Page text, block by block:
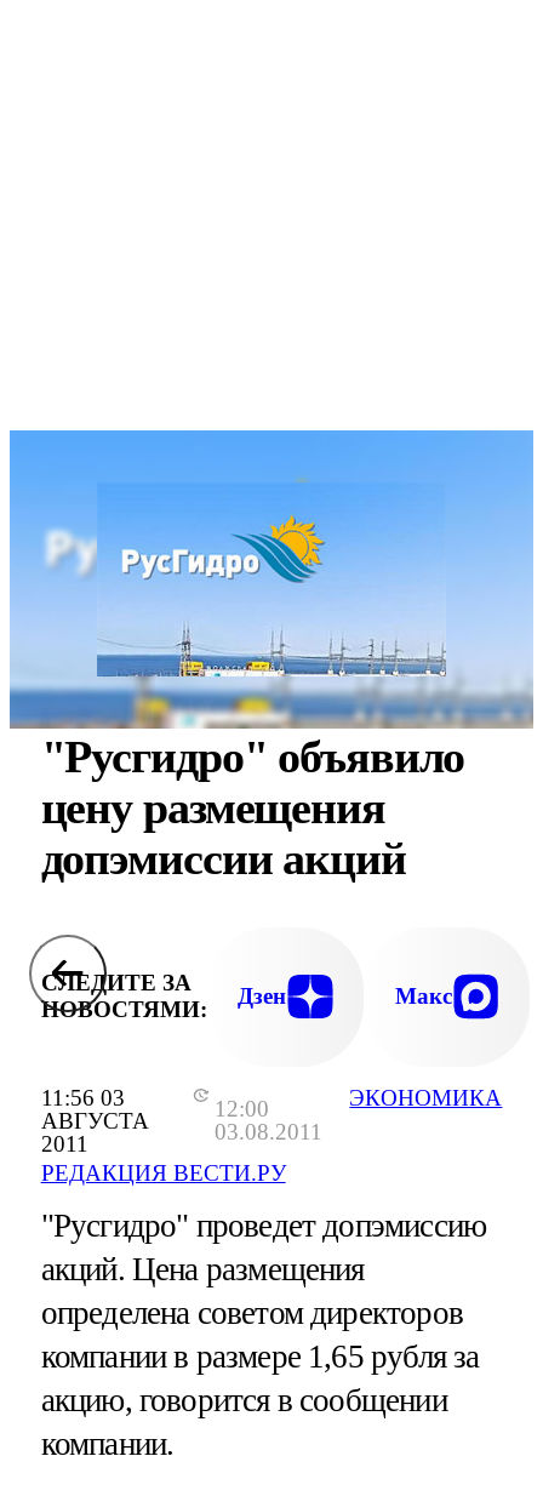
11:56 03
АВГУСТА
2011
12:00
03.08.2011
РЕДАКЦИЯ ВЕСТИ.РУ
ЭКОНОМИКА
"Русгидро" объявило
цену размещения
допэмиссии акций
СЛЕДИТЕ ЗА
НОВОСТЯМИ:
Дзен Макс
"Русгидро" проведет допэмиссию
акций. Цена размещения
определена советом директоров
компании в размере 1,65 рубля за
акцию, говорится в сообщении
компании.